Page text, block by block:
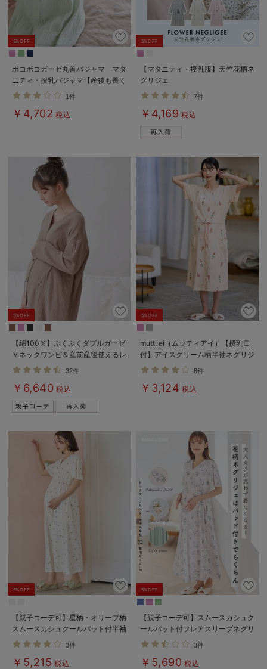
便利な育児家電
Gift Selection 出産祝い
保育園・入園準備特集
ファルスカ
入院準備の持ち物チェック
5%OFF
ポコポコガーゼ丸首パジャマ マタ
ニティ・授乳パジャマ【産後も長く
着れる】INUJIRUSHI（イヌジル
1件
￥4,702 税込
5%OFF
【マタニティ・授乳服】天竺花柄ネ
グリジェ
7件
￥4,169 税込
5%OFF
【綿100％】ぷくぷくダブルガーゼ
Ｖネックワンピ＆産前産後使えるレ
ギンスパジャマ マタニティ・授乳
パジャマ【親子コーデ可】
32件
￥6,640 税込
5%OFF
mutti ei（ムッティアイ）【授乳口
付】アイスクリーム柄半袖ネグリジ
ェ
8件
￥3,124 税込
5%OFF
【親子コーデ可】星柄・オリーブ柄
スムースカシュクールパット付半袖
ネグリジェ【出産後も長く使える】
3件
￥5,215 税込
5%OFF
【親子コーデ可】スムースカシュク
ールパット付フレアスリーブネグリ
ジェ マタニティ・産後授乳服【出
産後も長く着れる】
3件
￥5,690 税込